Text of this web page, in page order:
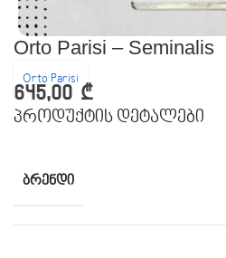
Orto Parisi – Seminalis
Orto Parisi
645,00 ₾
პროდუქტის დეტალები
ᲑᲠᲔᲜᲓᲘ